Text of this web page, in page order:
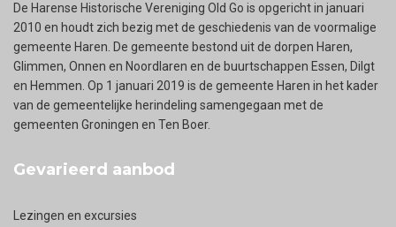
De Harense Historische Vereniging Old Go is opgericht in januari
2010 en houdt zich bezig met de geschiedenis van de voormalige
gemeente Haren. De gemeente bestond uit de dorpen Haren,
Glimmen, Onnen en Noordlaren en de buurtschappen Essen, Dilgt
en Hemmen. Op 1 januari 2019 is de gemeente Haren in het kader
van de gemeentelijke herindeling samengegaan met de
gemeenten Groningen en Ten Boer.
Gevarieerd aanbod
Lezingen en excursies